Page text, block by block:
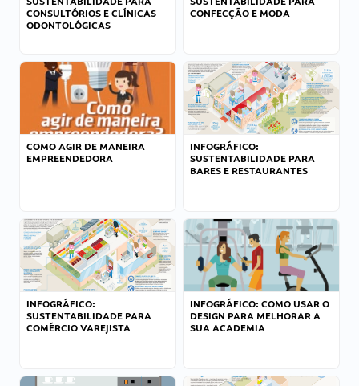
CONSULTÓRIOS E CLÍNICAS
ODONTOLÓGICAS
CONFECÇÃO E MODA
COMO AGIR DE MANEIRA
EMPREENDEDORA
INFOGRÁFICO:
SUSTENTABILIDADE PARA
BARES E RESTAURANTES
INFOGRÁFICO:
SUSTENTABILIDADE PARA
COMÉRCIO VAREJISTA
INFOGRÁFICO: COMO USAR O
DESIGN PARA MELHORAR A
SUA ACADEMIA